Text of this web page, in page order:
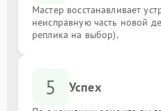
Мастер восстанавливает
неисправную часть новой
реплика на выбор).
5 Успех